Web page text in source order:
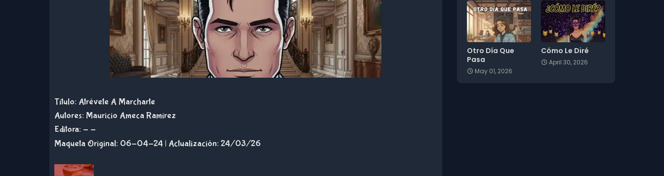
Título: Atrévete A Marcharte
Autores: Mauricio Ameca Ramírez
Editora: - -
Maqueta Original: 06-04-24 | Actualización: 24/03/26
Otro Día Que
Pasa
May 01, 2026
Cómo Le Diré
April 30, 2026